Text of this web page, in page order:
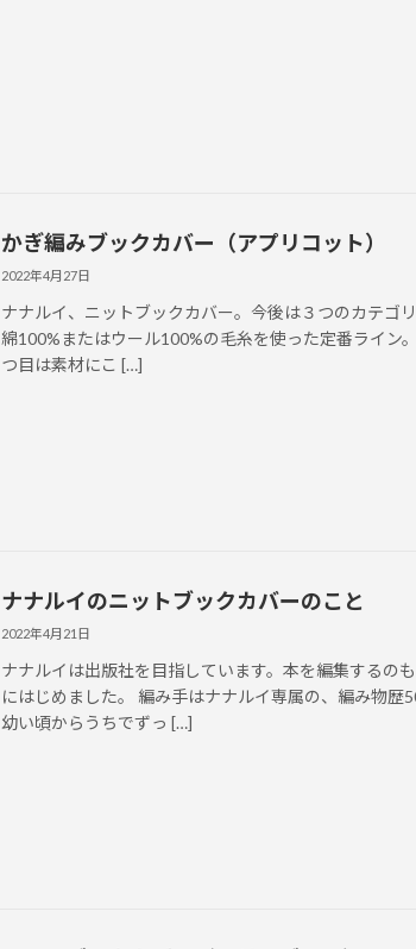
かぎ編みブックカバー（アプリコット）
2022年4月27日
ナナルイ、ニットブックカバー。今後は３つのカテゴ
綿100%またはウール100%の毛糸を使った定番ライン
つ目は素材にこ […]
ナナルイのニットブックカバーのこと
2022年4月21日
ナナルイは出版社を目指しています。本を編集するの
にはじめました。 編み手はナナルイ専属の、編み物
幼い頃からうちでずっ […]